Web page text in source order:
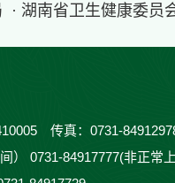
· 湖南省卫生健康委员
传真：0731-
） 0731-84917777(非正